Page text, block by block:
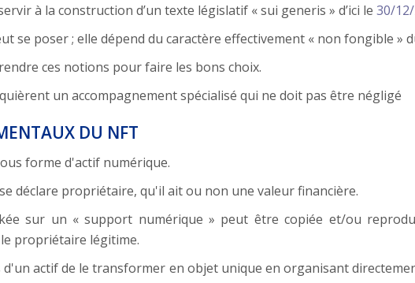
à la construction d’un texte législatif « sui generis » d’ici le 30/
se poser ; elle dépend du caractère effectivement « non fongible »
ces notions pour faire les bons choix.
un accompagnement spécialisé qui ne doit pas être négligé
DU NFT
forme d'actif numérique.
déclare propriétaire, qu'il ait ou non une valeur financière.
sur un « support numérique » peut être copiée et/ou
propriétaire légitime.
actif de le transformer en objet unique en organisant